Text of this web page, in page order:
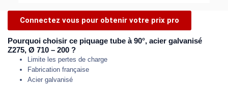
Connectez vous pour obtenir votre prix pro
Pourquoi choisir ce piquage tube à 90°, acier galvanisé
Z275, Ø 710 – 200 ?
Limite les pertes de charge
Fabrication française
Acier galvanisé